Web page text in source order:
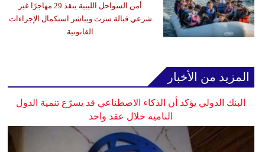
أمن السواحل الليبية ينقذ 29 مهاجرًا غير
شرعي قبالة سرت ويباشر استكمال الإجراءات
القانونية
المزيد من الأخبار
البنك الدولي يؤكد أن الذكاء الاصطناعي قد يسرّع تنمية الدول
النامية خلال عقد واحد